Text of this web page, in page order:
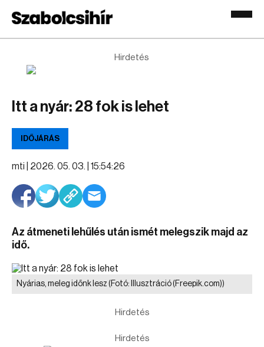
Hirdetés
Itt a nyár: 28 fok is lehet
IDŐJÁRÁS
mti | 2026. 05. 03. | 15:54:26
Az átmeneti lehűlés után ismét melegszik majd az
idő.
Nyárias, meleg időnk lesz (Fotó: Illusztráció (Freepik.com))
Hirdetés
Hirdetés